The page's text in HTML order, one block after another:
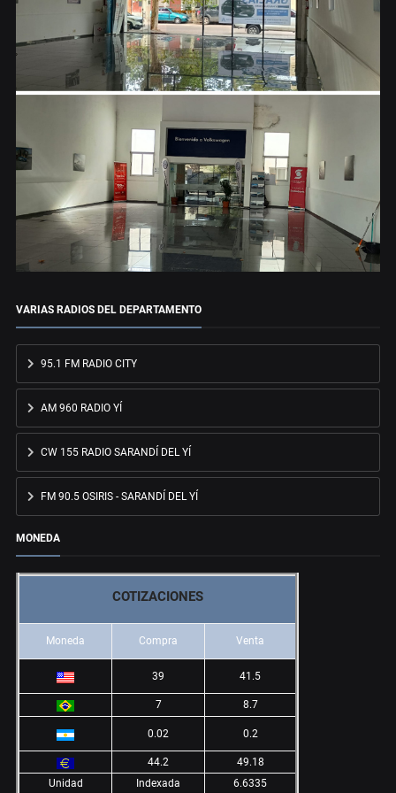
VARIAS RADIOS DEL DEPARTAMENTO
95.1 FM RADIO CITY
AM 960 RADIO YÍ
CW 155 RADIO SARANDÍ DEL YÍ
FM 90.5 OSIRIS - SARANDÍ DEL YÍ
MONEDA
COTIZACIONES
Moneda Compra Venta
39 41.5
7 8.7
0.02 0.2
44.2
49.18
Unidad
Indexada 6.6335